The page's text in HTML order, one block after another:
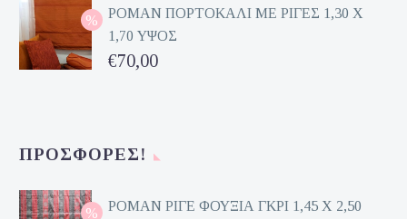
was:
€224,00.
τρέχουσα
τιμή
είναι:
ΡΟΜΑΝ ΠΟΡΤΟΚΑΛΙ ΜΕ ΡΙΓΕΣ 1,30 Χ
1,70 ΥΨΟΣ
Original
€70,00
ΠΡΟΣΦΟΡΈΣ!
ΡΟΜΑΝ ΡΙΓΕ ΦΟΥΞΙΑ ΓΚΡΙ 1,45 Χ 2,50